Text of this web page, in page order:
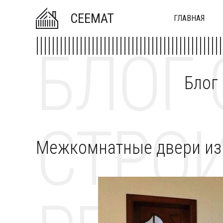
CEEMAT ГЛАВНАЯ
БЛОГ
Межкомнатные двери